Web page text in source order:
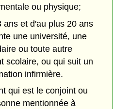
ou physique;
ans et d'au plus 20 ans
une université, une
ou toute autre
scolaire, ou qui suit un
infirmière.
qui est le conjoint ou
mentionnée à